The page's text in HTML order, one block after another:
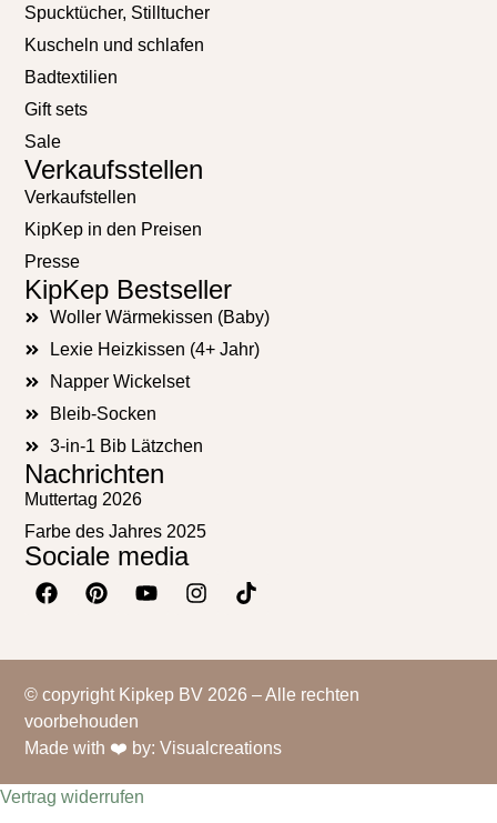
Spucktücher, Stilltucher
Kuscheln und schlafen
Badtextilien
Gift sets
Sale
Verkaufsstellen
Verkaufstellen
KipKep in den Preisen
Presse
KipKep Bestseller
Woller Wärmekissen (Baby)
Lexie Heizkissen (4+ Jahr)
Napper Wickelset
Bleib-Socken
3-in-1 Bib Lätzchen
Nachrichten
Muttertag 2026
Farbe des Jahres 2025
Sociale media
© copyright Kipkep BV 2026 – Alle rechten
voorbehouden
Made with ❤️ by: Visualcreations
Vertrag widerrufen